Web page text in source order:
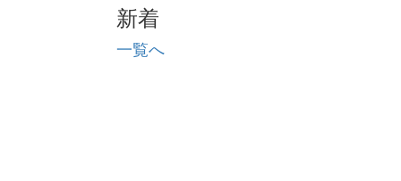
新着
一覧へ